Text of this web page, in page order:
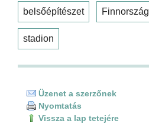
belsőépítészet Finnország
stadion
Üzenet a szerzőnek
Nyomtatás
Vissza a lap tetejére